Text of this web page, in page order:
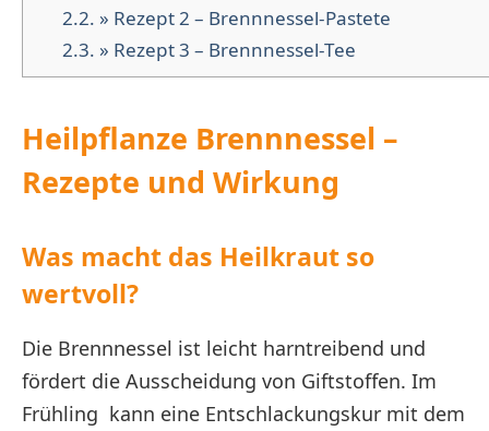
2.2. » Rezept 2 – Brennnessel-Pastete
2.3. » Rezept 3 – Brennnessel-Tee
Heilpflanze Brennnessel –
Rezepte und Wirkung
Was macht das Heilkraut so
wertvoll?
Die Brennnessel ist leicht harntreibend und
fördert die Ausscheidung von Giftstoffen. Im
Frühling kann eine Entschlackungskur mit dem